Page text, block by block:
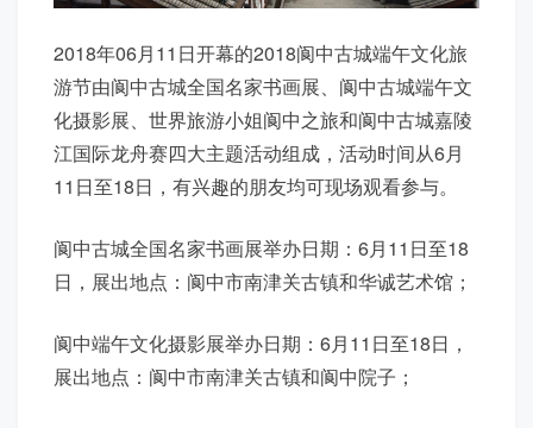
2018年06月11日开幕的2018阆中古城端午文化旅
游节由阆中古城全国名家书画展、阆中古城端午文
化摄影展、世界旅游小姐阆中之旅和阆中古城嘉陵
江国际龙舟赛四大主题活动组成，活动时间从6月
11日至18日，有兴趣的朋友均可现场观看参与。
阆中古城全国名家书画展举办日期：6月11日至18
日，展出地点：阆中市南津关古镇和华诚艺术馆；
阆中端午文化摄影展举办日期：6月11日至18日，
展出地点：阆中市南津关古镇和阆中院子；